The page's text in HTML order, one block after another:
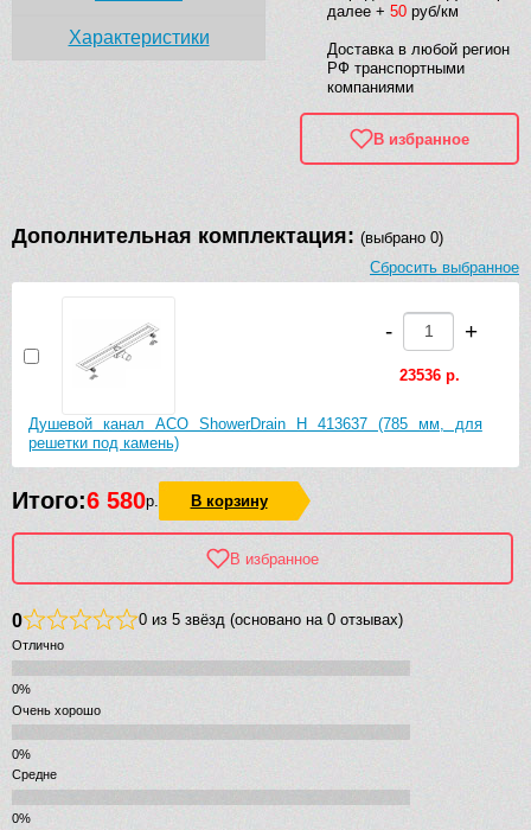
далее + 50 руб/км
Доставка в любой регион
РФ транспортными
компаниями
В избранное
Характеристики
Дополнительная комплектация: (выбрано 0)
Сбросить выбранное
Душевой канал ACO ShowerDrain H 413637 (785 мм, для
решетки под камень)
- +
23536 р.
Итого:6 580р. В корзину
В избранное
0 0 из 5 звёзд (основано на 0 отзывах)
Отлично
Очень хорошо
Средне